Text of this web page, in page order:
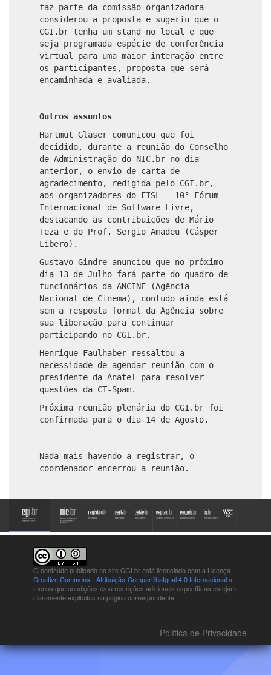
faz parte da comissão organizadora
considerou a proposta e sugeriu que o
CGI.br tenha um stand no local e que
seja programada espécie de conferência
virtual para uma maior interação entre
os participantes, proposta que será
encaminhada e avaliada.
Outros assuntos
Hartmut Glaser comunicou que foi
decidido, durante a reunião do Conselho
de Administração do NIC.br no dia
anterior, o envio de carta de
agradecimento, redigida pelo CGI.br,
aos organizadores do FISL - 10° Fórum
Internacional de Software Livre,
destacando as contribuições de Mário
Teza e do Prof. Sergio Amadeu (Cásper
Libero).
Gustavo Gindre anunciou que no próximo
dia 13 de Julho fará parte do quadro de
funcionários da ANCINE (Agência
Nacional de Cinema), contudo ainda está
sem a resposta formal da Agência sobre
sua liberação para continuar
participando no CGI.br.
Henrique Faulhaber ressaltou a
necessidade de agendar reunião com o
presidente da Anatel para resolver
questões da CT-Spam.
Próxima reunião plenária do CGI.br foi
confirmada para o dia 14 de Agosto.
Nada mais havendo a registrar, o
coordenador encerrou a reunião.
O conteúdo publicado no site CGI.br está licenciado com a Licença
Creative Commons - Atribuição-CompartilhaIgual 4.0 Internacionala
menos que condições e/ou restrições adicionais específicas estejam
claramente explícitas na página correspondente.
Política de Privacidade